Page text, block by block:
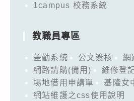
1campus 校務系統
教職員專區
差勤系統 公文簽核
網
網路請購(備用)
維修登
場地借用申請單
基隆女
網站維護之css使用說明